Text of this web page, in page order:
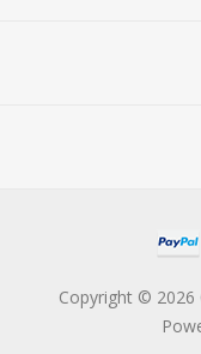
Copyright © 2026